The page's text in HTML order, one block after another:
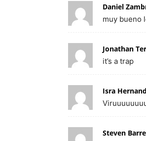
Daniel
muy bueno
Jonathan
it’s a trap
Isra
Steven